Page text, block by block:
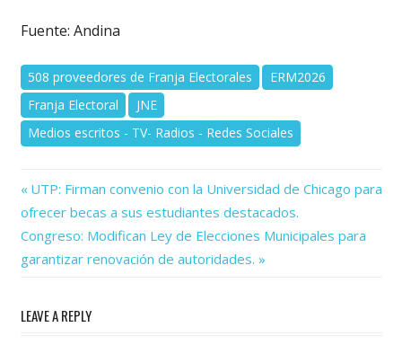
Fuente: Andina
508 proveedores de Franja Electorales
ERM2026
Franja Electoral
JNE
Medios escritos - TV- Radios - Redes Sociales
Navegación
de
entradas
Previous
Post:
UTP: Firman convenio con la Universidad de Chicago para
ofrecer becas a sus estudiantes destacados.
Next
Post:
Congreso: Modifican Ley de Elecciones Municipales para
garantizar renovación de autoridades.
LEAVE A REPLY